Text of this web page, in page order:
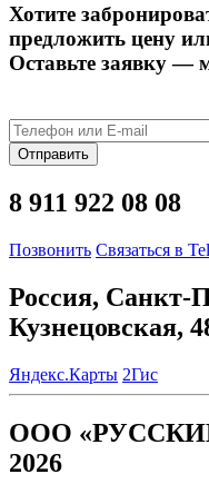
Хотите
предложить цену
Оставьте заявку —
Отправить
8 911 922 08 08
Позвонить Связаться в
Россия, Санкт-
Кузнецовская,
Яндекс.Карты 2Гис
ООО
2026